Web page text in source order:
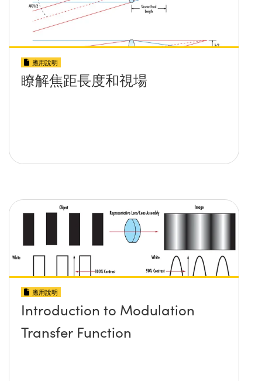
應用說明
瞭解焦距長度和視場
應用說明
Introduction to Modulation
Transfer Function